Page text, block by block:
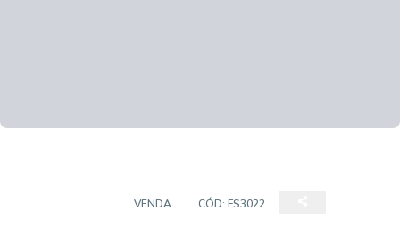
VENDA CÓD: FS3022